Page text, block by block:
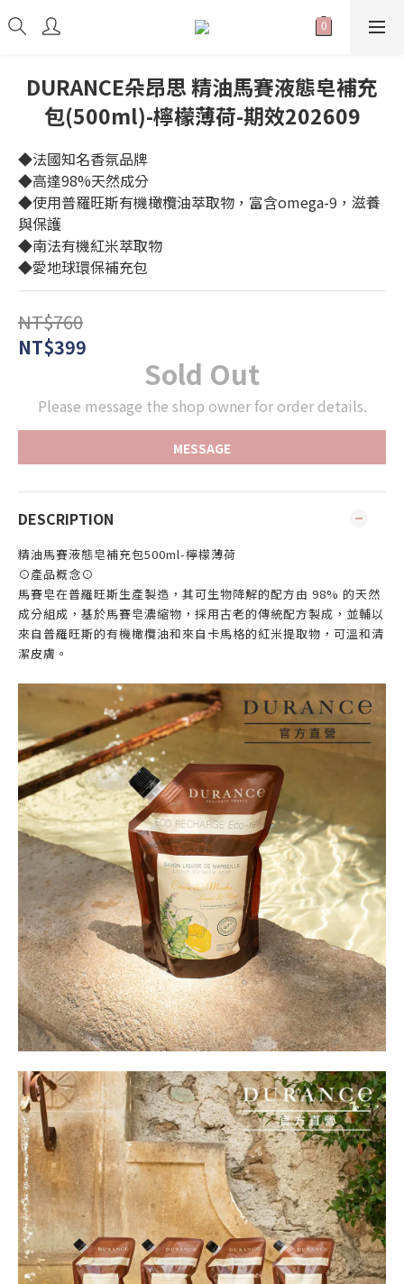
DURANCE朵昂思 精油馬賽液態皂補充
包(500ml)-檸檬薄荷-期效202609
◆法國知名香氛品牌
◆高達98%天然成分
◆使用普羅旺斯有機橄欖油萃取物，富含omega-9，滋養
與保護
◆南法有機紅米萃取物
◆愛地球環保補充包
NT$760
NT$399
Sold Out
Please message the shop owner for order details.
MESSAGE
DESCRIPTION
精油馬賽液態皂補充包500ml-檸檬薄荷
⊙產品概念⊙
馬賽皂在普羅旺斯生產製造，其可生物降解的配方由 98% 的天然
成分組成，基於馬賽皂濃縮物，採用古老的傳統配方製成，並輔以
來自普羅旺斯的有機橄欖油和來自卡馬格的紅米提取物，可溫和清
潔皮膚。